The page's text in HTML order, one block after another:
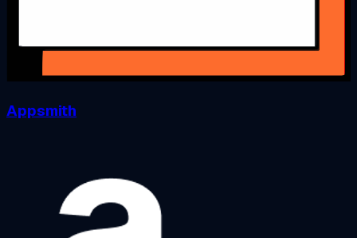
Appsmith